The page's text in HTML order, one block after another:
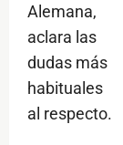
Alemana,
aclara las
dudas más
habituales
al respecto.